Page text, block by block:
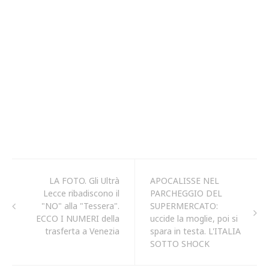
LA FOTO. Gli Ultrà
Lecce ribadiscono il
"NO" alla "Tessera".
ECCO I NUMERI della
trasferta a Venezia
APOCALISSE NEL
PARCHEGGIO DEL
SUPERMERCATO:
uccide la moglie, poi si
spara in testa. L'ITALIA
SOTTO SHOCK